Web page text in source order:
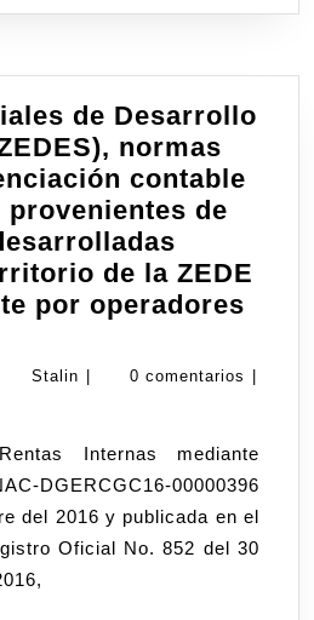
de Desarrollo
normas
contable
provenientes de
de la ZEDE
por operadores
Stalin Stalin0 comentarios
DGERCGC16-00000396
del 2016 y publicada en el
Oficial No. 852 del 30